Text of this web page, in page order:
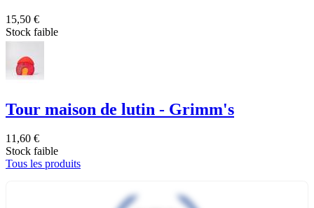
15,50 €
Stock faible
Tour maison de lutin - Grimm's
11,60 €
Stock faible
Tous les produits